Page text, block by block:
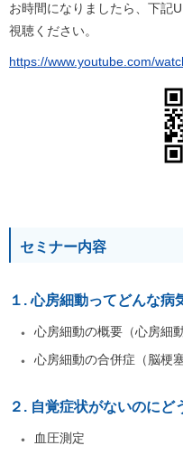
お時間になりましたら、下記
視聴ください。
https://www.youtube.com/
セミナー内容
１. 心房細動ってどんな病
心房細動の概要（心房細
心房細動の合併症（脳梗
２. 自覚症状がないのにど
血圧測定